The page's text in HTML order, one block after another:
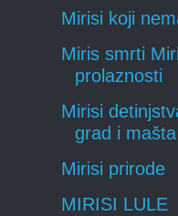
Mirisi koji
Miris smrti
prolaznosti
Mirisi
grad i mašta
Mirisi prirode
MIRISI LULE